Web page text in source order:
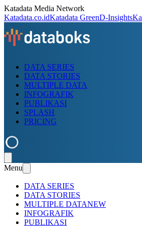
Katadata Media Network
Katadata.co.idKatadata GreenD-Insights
DATA SERIES
DATA STORIES
MULTIPLE DATA
INFOGRAFIK
PUBLIKASI
SPLASH
PRICING
Menu
DATA SERIES
DATA STORIES
MULTIPLE DATANEW
INFOGRAFIK
PUBLIKASI